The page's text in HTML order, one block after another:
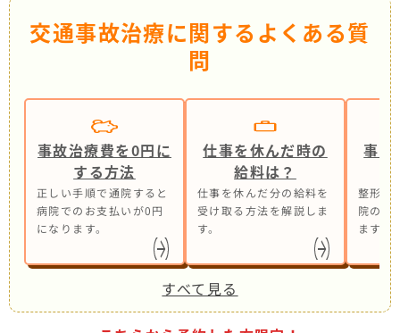
交通事故治療に関するよくある質
問
事故治療費を0円に
する方法
正しい手順で通院すると
病院でのお支払いが0円
になります。
仕事を休んだ時の
給料は？
仕事を休んだ分の給料を
受け取る方法を解説しま
す。
事故
整形外
院の併
ます。
すべて見る